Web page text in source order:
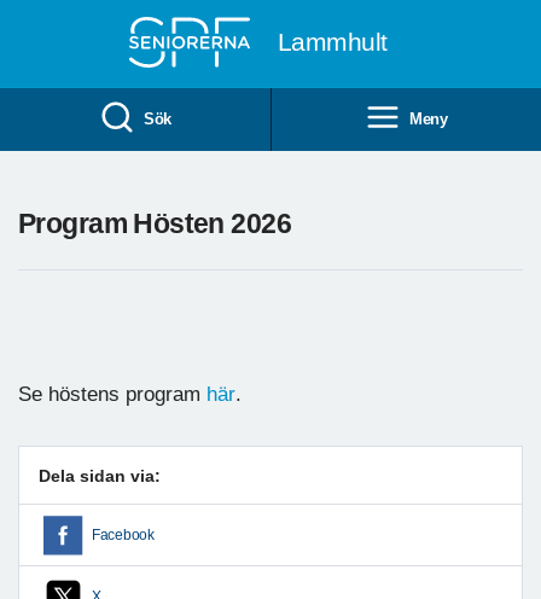
Lammhult
Sök Meny
Program Hösten 2026
Se höstens program här.
Dela sidan via:
Facebook